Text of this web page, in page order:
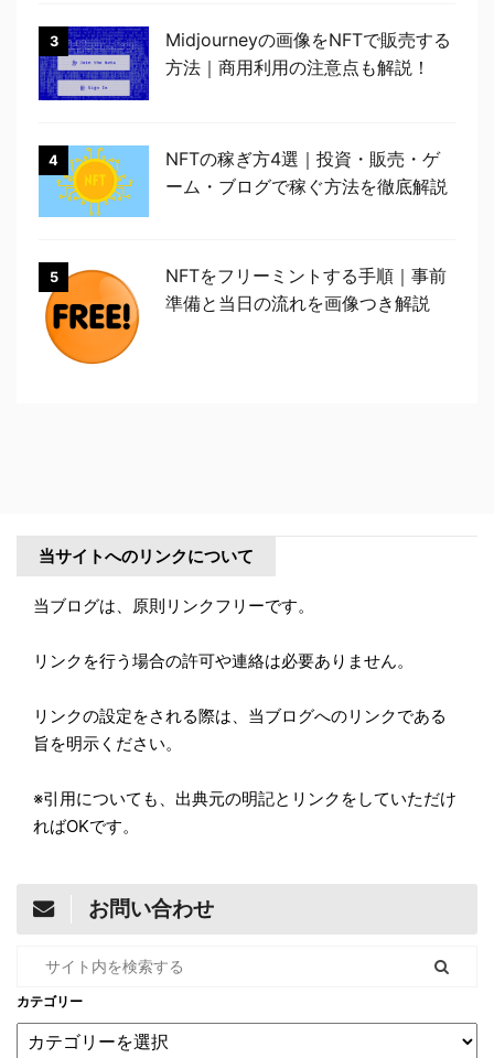
3
Midjourneyの画像をNFTで販売する
方法｜商用利用の注意点も解説！
4
NFTの稼ぎ方4選｜投資・販売・ゲ
ーム・ブログで稼ぐ方法を徹底解説
5
NFTをフリーミントする手順｜事前
準備と当日の流れを画像つき解説
当サイトへのリンクについて
当ブログは、原則リンクフリーです。
リンクを行う場合の許可や連絡は必要ありません。
リンクの設定をされる際は、当ブログへのリンクである
旨を明示ください。
※引用についても、出典元の明記とリンクをしていただけ
ればOKです。
お問い合わせ
カテゴリー